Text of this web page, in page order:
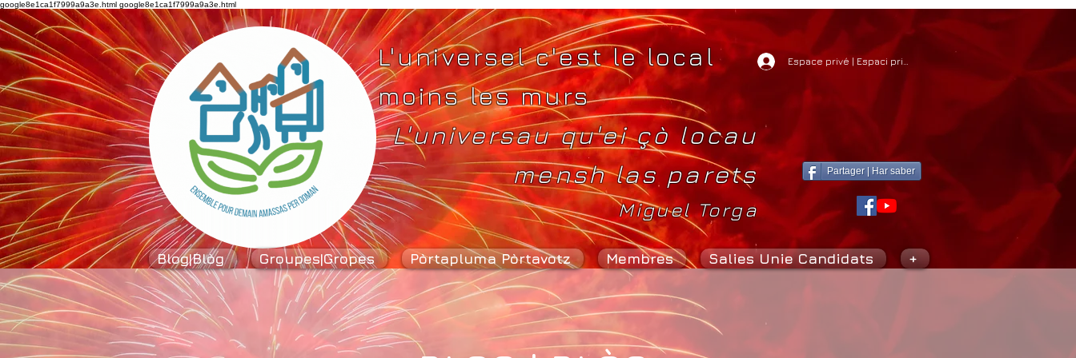
google8e1ca1f7999a9a3e.html google8e1ca1f7999a9a3e.html
L'universel c'est le local
moins les murs
L'universau qu'ei çò locau
mensh las parets
Miguel Torga
Espace privé | Espaci privat
Partager | Har saber
Blog|Blòg Groupes|Gropes Pòrtapluma Pòrtavotz Membres Salies Unie Candidats +